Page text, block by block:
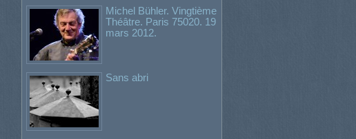
Michel Bühler. Vingtième
Théâtre. Paris 75020. 19
mars 2012.
Sans abri